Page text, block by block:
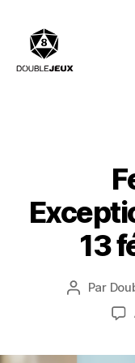
Jeux,
Restaurant13
Auteur
Par